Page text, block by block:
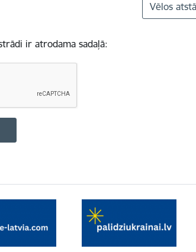
Vēlos
ir atrodama sadaļā: